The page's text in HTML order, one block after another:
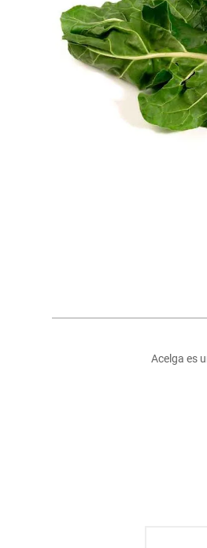
lácteos y refrigerados
vinos y licores
cuidado del bebé
otros
Acelga es